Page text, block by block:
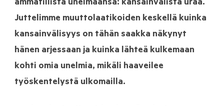
ammatillista unelmaansa: kansainvälistä uraa.
Juttelimme muuttolaatikoiden keskellä kuinka
kansainvälisyys on tähän saakka näkynyt
hänen arjessaan ja kuinka lähteä kulkemaan
kohti omia unelmia, mikäli haaveilee
työskentelystä ulkomailla.